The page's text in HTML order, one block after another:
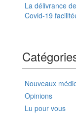
La délivrance
Covid-19
Nouveaux
Opinions
Lu pour vous